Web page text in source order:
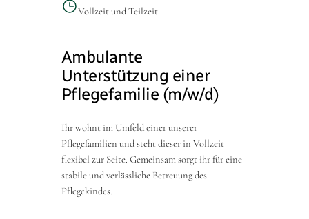
Vollzeit und Teilzeit
Ambulante
Unterstützung einer
Pflegefamilie (m/w/d)
Ihr wohnt im Umfeld einer unserer
Pflegefamilien und steht dieser in Vollzeit
flexibel zur Seite. Gemeinsam sorgt ihr für eine
stabile und verlässliche Betreuung des
Pflegekindes.